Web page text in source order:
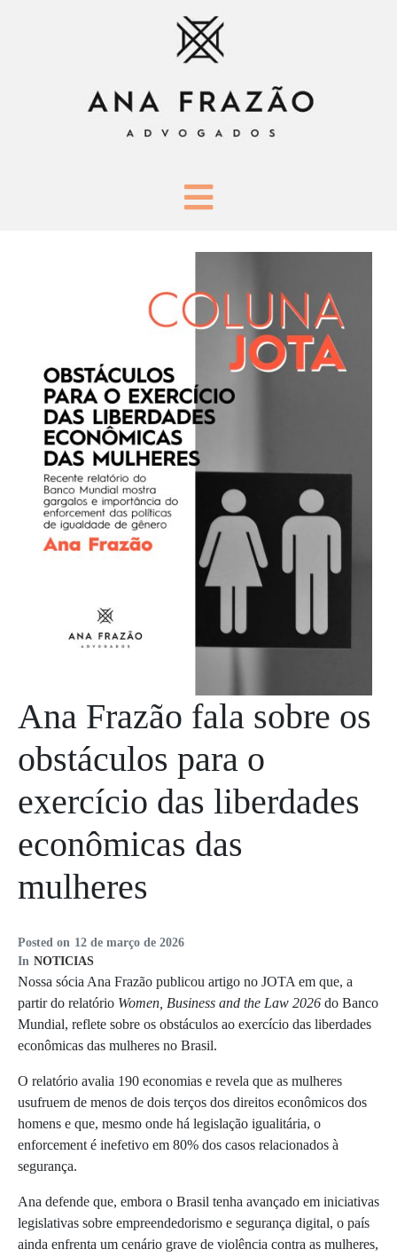
Posted on 12 de março de 2026
In NOTICIAS
Ana Frazão fala sobre os
obstáculos para o
exercício das liberdades
econômicas das
mulheres
Nossa sócia Ana Frazão publicou artigo no JOTA em que, a
partir do relatório Women, Business and the Law 2026 do Banco
Mundial, reflete sobre os obstáculos ao exercício das liberdades
econômicas das mulheres no Brasil.
O relatório avalia 190 economias e revela que as mulheres
usufruem de menos de dois terços dos direitos econômicos dos
homens e que, mesmo onde há legislação igualitária, o
enforcement é inefetivo em 80% dos casos relacionados à
segurança.
Ana defende que, embora o Brasil tenha avançado em iniciativas
legislativas sobre empreendedorismo e segurança digital, o país
ainda enfrenta um cenário grave de violência contra as mulheres,